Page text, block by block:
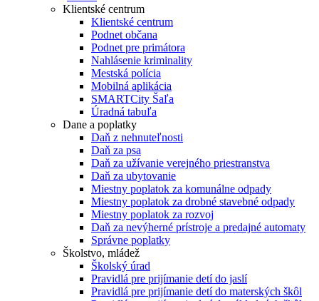
Klientské centrum
Klientské centrum
Podnet občana
Podnet pre primátora
Nahlásenie kriminality
Mestská polícia
Mobilná aplikácia
SMARTCity Šaľa
Úradná tabuľa
Dane a poplatky
Daň z nehnuteľnosti
Daň za psa
Daň za užívanie verejného priestranstva
Daň za ubytovanie
Miestny poplatok za komunálne odpady
Miestny poplatok za drobné stavebné odpady
Miestny poplatok za rozvoj
Daň za nevýherné prístroje a predajné automaty
Správne poplatky
Školstvo, mládež
Školský úrad
Pravidlá pre prijímanie detí do jaslí
Pravidlá pre prijímanie detí do materských škôl